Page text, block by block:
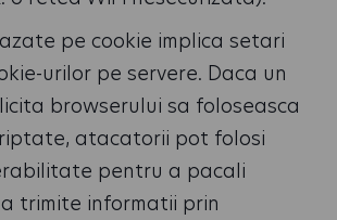
pe cookie implica setari
urilor pe servere. Daca un
browserului sa foloseasca
atacatorii pot folosi
pentru a pacali
trimite informatii prin